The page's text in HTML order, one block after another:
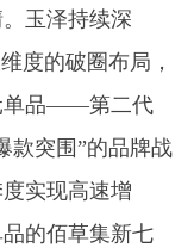
玉泽持续深
度的破圈布局，
单品——第二代
款突围”的品牌战
实现高速增
的佰草集新七